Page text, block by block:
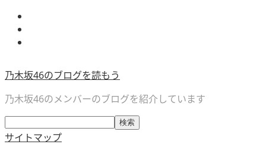
乃木坂46のブログを読もう
乃木坂46のメンバーのブログを紹介しています
サイトマップ